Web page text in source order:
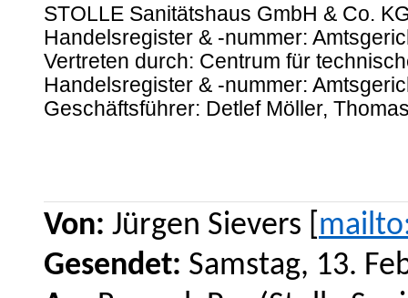
STOLLE Sanitätshaus GmbH & Co.
Handelsregister & -nummer:
Vertreten durch: Centrum für
Handelsregister & -nummer:
Geschäftsführer: Detlef Möller,
Von: Jürgen Sievers [
Gesendet: Samstag, 13.